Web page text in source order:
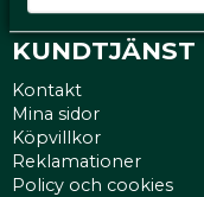
KUNDTJÄNST
Kontakt
Mina sidor
Köpvillkor
Reklamationer
Policy och cookies